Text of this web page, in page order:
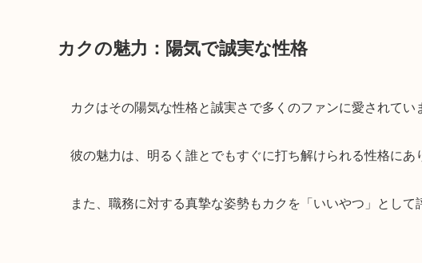
カクの魅力：陽気で誠実な性格
カクはその陽気な性格と誠実さで多くのファンに愛されてい
彼の魅力は、明るく誰とでもすぐに打ち解けられる性格にあ
また、職務に対する真摯な姿勢もカクを「いいやつ」として